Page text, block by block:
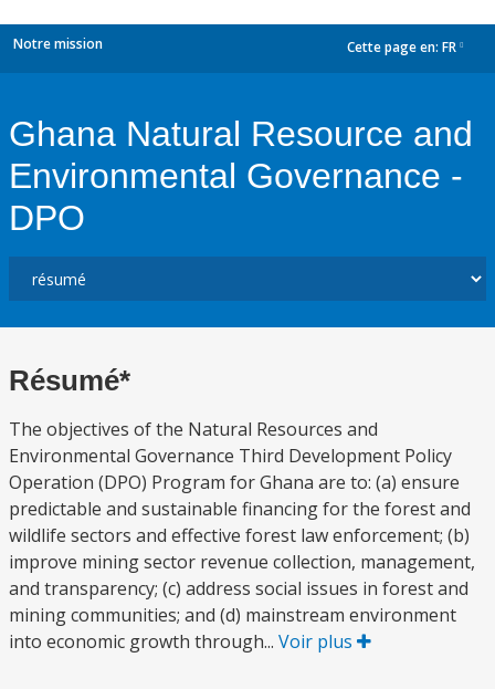
Notre mission Cette page en: FR
Ghana Natural Resource and
Environmental Governance -
DPO
Résumé*
The objectives of the Natural Resources and
Environmental Governance Third Development Policy
Operation (DPO) Program for Ghana are to: (a) ensure
predictable and sustainable financing for the forest and
wildlife sectors and effective forest law enforcement; (b)
improve mining sector revenue collection, management,
and transparency; (c) address social issues in forest and
mining communities; and (d) mainstream environment
into economic growth through... Voir plus